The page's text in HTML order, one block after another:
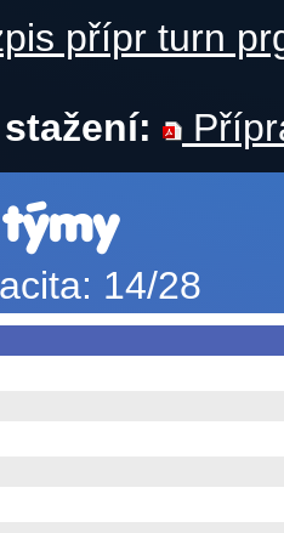
přípr turn
14/28